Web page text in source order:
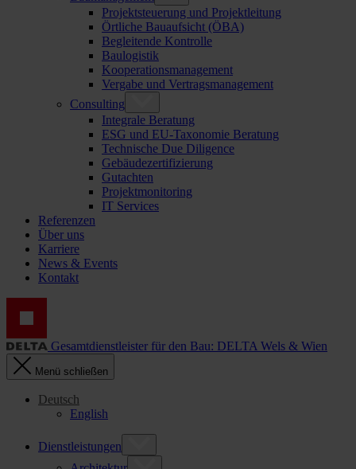
Projektsteuerung und Projektleitung
Örtliche Bauaufsicht (ÖBA)
Begleitende Kontrolle
Baulogistik
Kooperationsmanagement
Vergabe und Vertragsmanagement
Consulting
Integrale Beratung
ESG und EU-Taxonomie Beratung
Technische Due Diligence
Gebäudezertifizierung
Gutachten
Projektmonitoring
IT Services
Referenzen
Über uns
Karriere
News & Events
Kontakt
Gesamtdienstleister für den Bau: DELTA Wels & Wien
Menü schließen
Deutsch
English
Dienstleistungen